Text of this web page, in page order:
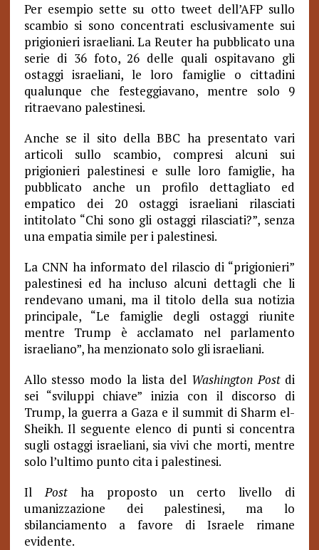
Per esempio sette su otto tweet dell’AFP sullo
scambio si sono concentrati esclusivamente sui
prigionieri israeliani. La Reuter ha pubblicato una
serie di 36 foto, 26 delle quali ospitavano gli
ostaggi israeliani, le loro famiglie o cittadini
qualunque che festeggiavano, mentre solo 9
ritraevano palestinesi.
Anche se il sito della BBC ha presentato vari
articoli sullo scambio, compresi alcuni sui
prigionieri palestinesi e sulle loro famiglie, ha
pubblicato anche un profilo dettagliato ed
empatico dei 20 ostaggi israeliani rilasciati
intitolato “Chi sono gli ostaggi rilasciati?”, senza
una empatia simile per i palestinesi.
La CNN ha informato del rilascio di “prigionieri”
palestinesi ed ha incluso alcuni dettagli che li
rendevano umani, ma il titolo della sua notizia
principale, “Le famiglie degli ostaggi riunite
mentre Trump è acclamato nel parlamento
israeliano”, ha menzionato solo gli israeliani.
Allo stesso modo la lista del Washington Postdi
sei “sviluppi chiave” inizia con il discorso di
Trump, la guerra a Gaza e il summit di Sharm el-
Sheikh. Il seguente elenco di punti si concentra
sugli ostaggi israeliani, sia vivi che morti, mentre
solo l’ultimo punto cita i palestinesi.
IlPostha proposto un certo livello di
umanizzazione dei palestinesi, ma lo
sbilanciamento a favore di Israele rimane
evidente.